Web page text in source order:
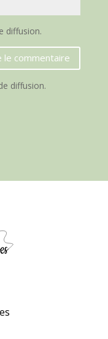
diffusion.
le commentaire
diffusion.